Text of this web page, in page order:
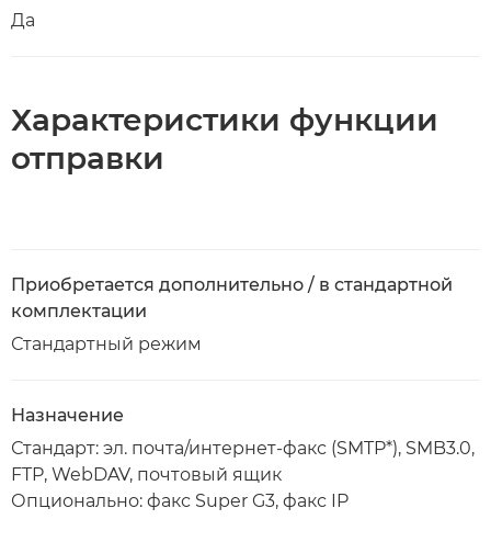
Да
Характеристики функции
отправки
Приобретается дополнительно / в стандартной
комплектации
Стандартный режим
Назначение
Стандарт: эл. почта/интернет-факс (SMTP*), SMB3.0,
FTP, WebDAV, почтовый ящик
Опционально: факс Super G3, факс IP